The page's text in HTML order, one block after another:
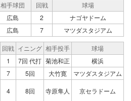
相手球団 回戦
球場
広島 2
ナゴヤドーム
広島 7 マツダスタジアム
回戦 イニング 相手投手
球場
1 7回 代打 菊池和正
横浜
7 5回 大竹寛
マツダスタジアム
4 8回 寺原隼人 京セラドーム